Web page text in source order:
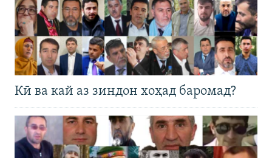
Кӣ ва кай аз зиндон хоҳад баромад?